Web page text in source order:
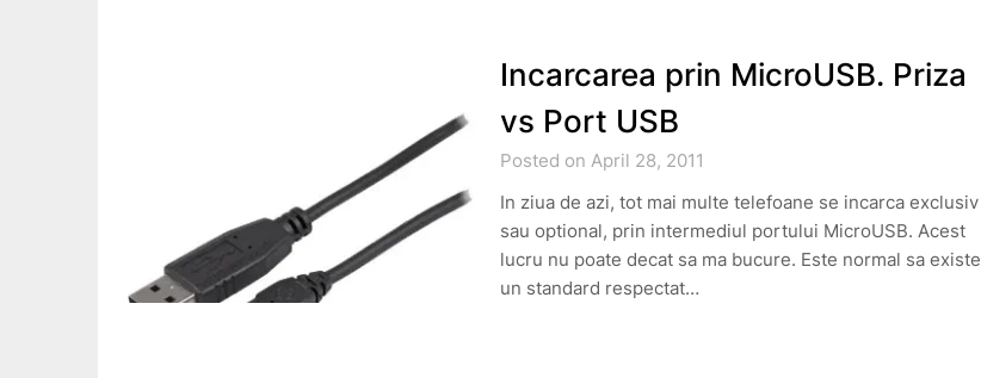
Incarcarea prin MicroUSB. Priza
vs Port USB
Posted on April 28, 2011
In ziua de azi, tot mai multe telefoane se incarca exclusiv
sau optional, prin intermediul portului MicroUSB. Acest
lucru nu poate decat sa ma bucure. Este normal sa existe
un standard respectat…